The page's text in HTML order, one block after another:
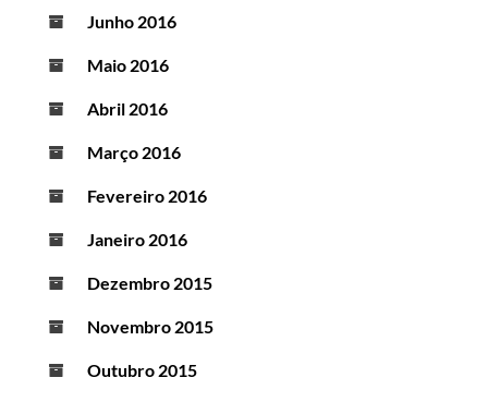
Junho 2016
Maio 2016
Abril 2016
Março 2016
Fevereiro 2016
Janeiro 2016
Dezembro 2015
Novembro 2015
Outubro 2015